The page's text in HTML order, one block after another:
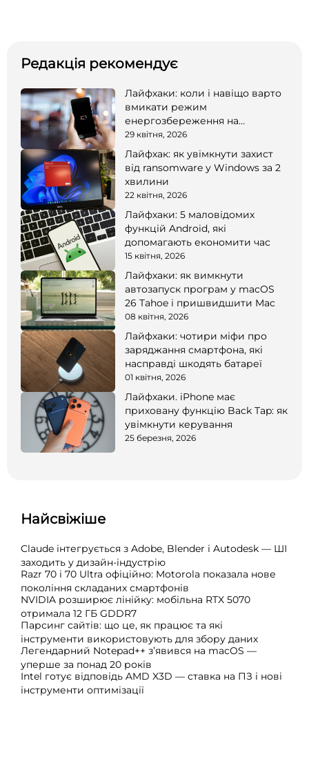
Редакція рекомендує
Лайфхаки: коли і навіщо варто
вмикати режим
енергозбереження на
смартфоні
29 квітня, 2026
Лайфхак: як увімкнути захист
від ransomware у Windows за 2
хвилини
22 квітня, 2026
Лайфхаки: 5 маловідомих
функцій Android, які
допомагають економити час
15 квітня, 2026
Лайфхаки: як вимкнути
автозапуск програм у macOS
26 Tahoe і пришвидшити Mac
08 квітня, 2026
Лайфхаки: чотири міфи про
заряджання смартфона, які
насправді шкодять батареї
01 квітня, 2026
Лайфхаки. iPhone має
приховану функцію Back Tap: як
увімкнути керування
25 березня, 2026
Найсвіжіше
Claude інтегрується з Adobe, Blender і Autodesk — ШІ
заходить у дизайн-індустрію
Razr 70 і 70 Ultra офіційно: Motorola показала нове
покоління складаних смартфонів
NVIDIA розширює лінійку: мобільна RTX 5070
отримала 12 ГБ GDDR7
Парсинг сайтів: що це, як працює та які
інструменти використовують для збору даних
Легендарний Notepad++ з’явився на macOS —
уперше за понад 20 років
Intel готує відповідь AMD X3D — ставка на ПЗ і нові
інструменти оптимізації